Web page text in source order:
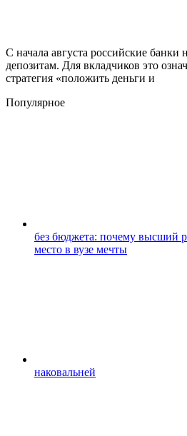
С начала августа российские банки
депозитам. Для вкладчиков это
стратегия «положить деньги и
Популярное
без бюджета: почему высший
место в вузе мечты
наковальней